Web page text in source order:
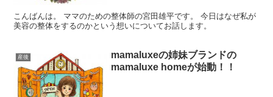
こんばんは。 ママのための整体師の宮田雄平です。 今日はなぜ私が
美容の整体をするのかという想いについてお話します。
産後
mamaluxeの姉妹ブランドの
mamaluxe homeが始動！！